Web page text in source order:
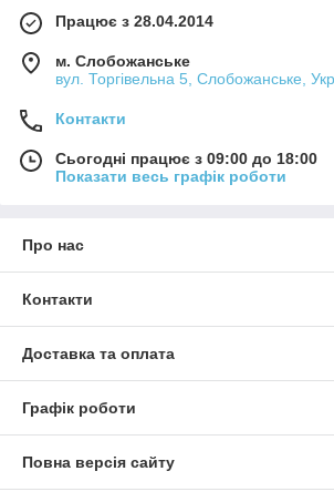
Працює з 28.04.2014
м. Слобожанське
вул. Торгівельна 5, Слобожанське,
Контакти
Сьогодні працює з 09:00 до 18:00
Показати весь графік роботи
Про нас
Контакти
Доставка та оплата
Графік роботи
Повна версія сайту